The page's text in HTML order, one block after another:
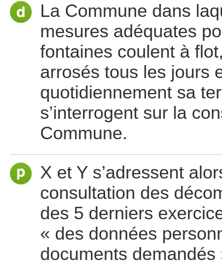
La Commune dans
mesures adéquates
fontaines coulent à
arrosés tous les jours
quotidiennement sa
s’interrogent sur la
Commune.
X et Y s’adressent
consultation des
des 5 derniers
« des données
documents demandés